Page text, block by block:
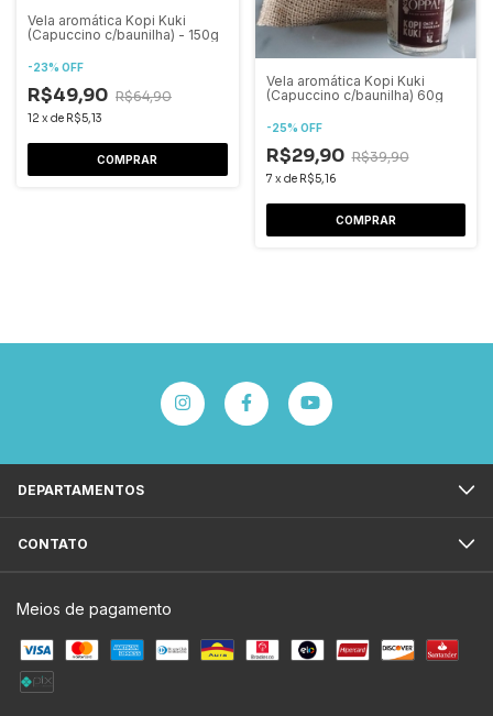
Vela aromática Kopi Kuki
(Capuccino c/baunilha) - 150g
-23% OFF
R$49,90 R$64,90
12 x de R$5,13
Vela aromática Kopi Kuki
(Capuccino c/baunilha) 60g
-25% OFF
R$29,90 R$39,90
7 x de R$5,16
DEPARTAMENTOS
CONTATO
Meios de pagamento